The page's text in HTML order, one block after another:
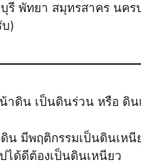
รี พัทยา สมุทรสาคร นค
)
าดิน เป็นดินร่วน หรือ ดิน
น มีพฤติกรรมเป็นดินเห
ได้ดีต้องเป็นดินเหนียว